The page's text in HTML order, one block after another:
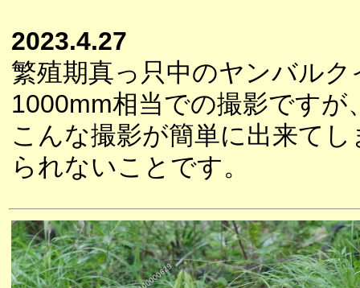
2023.4.27
繁殖期真っ只中のヤンバル
1000mm相当での撮影ですが
こんな撮影が簡単に出来て
られないことです。